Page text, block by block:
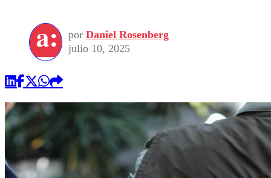
por Daniel Rosenberg
julio 10, 2025